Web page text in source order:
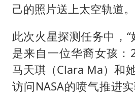
己的照片送上太空轨道。
此次火星探测任务中，
是来自一位华裔女孩：
马天琪（Clara Ma）和
访问NASA的喷气推进